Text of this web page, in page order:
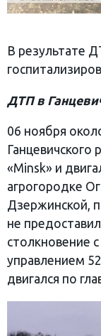
В результате
ДТП в
06 ноября
«Minsk» и
агрогородке
Дзержинской,
не
столкновение
управлением
двигался по